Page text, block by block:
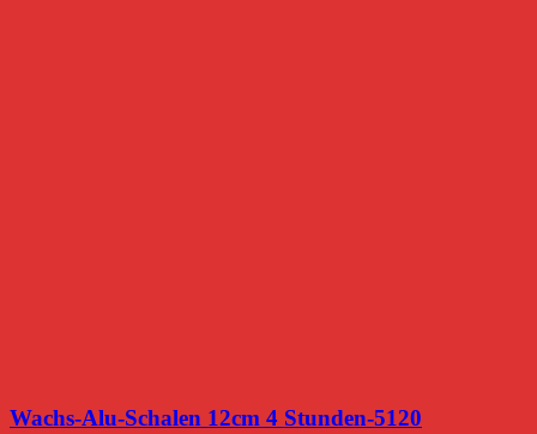
Wachs-Alu-Schalen 12cm 4 Stunden-5120